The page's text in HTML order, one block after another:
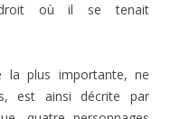
où il se tenait
la plus importante, ne
est ainsi décrite par